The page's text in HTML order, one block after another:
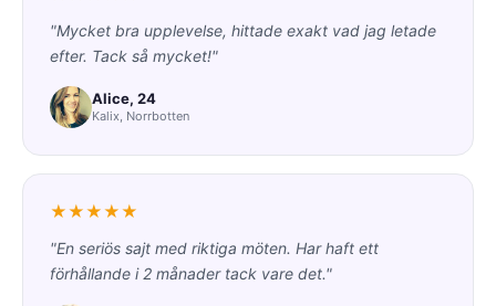
"Mycket bra upplevelse, hittade exakt vad jag letade
efter. Tack så mycket!"
Alice, 24
Kalix, Norrbotten
★★★★★
"En seriös sajt med riktiga möten. Har haft ett
förhållande i 2 månader tack vare det."